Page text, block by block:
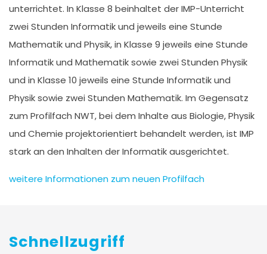
unterrichtet. In Klasse 8 beinhaltet der IMP-Unterricht
zwei Stunden Informatik und jeweils eine Stunde
Mathematik und Physik, in Klasse 9 jeweils eine Stunde
Informatik und Mathematik sowie zwei Stunden Physik
und in Klasse 10 jeweils eine Stunde Informatik und
Physik sowie zwei Stunden Mathematik. Im Gegensatz
zum Profilfach NWT, bei dem Inhalte aus Biologie, Physik
und Chemie projektorientiert behandelt werden, ist IMP
stark an den Inhalten der Informatik ausgerichtet.
weitere Informationen zum neuen Profilfach
Schnellzugriff